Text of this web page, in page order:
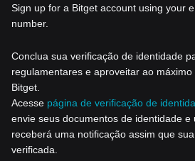
Sign up for a Bitget account using your
number.
Conclua sua verificação de identidade
regulamentares e aproveitar ao
Bitget.
Acesse página de verificação de
envie seus documentos de identidade e
receberá uma notificação assim que
verificada.